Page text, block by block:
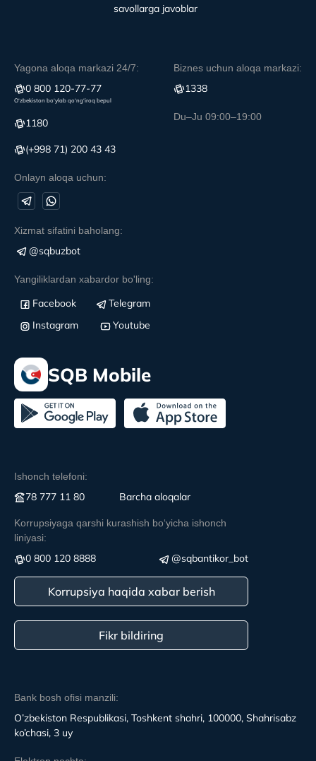
Bank bosh ofisi manzili:
O’zbekiston Respublikasi, Toshkent shahri, 100000, Shahrisabz
ko’chasi, 3 uy
savollarga javoblar
Yagona aloqa markazi 24/7:
0 800 120-77-77
O‘zbekiston bo‘ylab qo‘ng‘iroq bepul
1180
(+998 71) 200 43 43
Onlayn aloqa uchun:
Biznes uchun aloqa markazi:
1338
Du–Ju 09:00–19:00
Xizmat sifatini baholang:
@sqbuzbot
Yangiliklardan xabardor bo'ling:
Facebook
Telegram
Instagram
Youtube
SQB Mobile
Ishonch telefoni:
78 777 11 80 Вarcha aloqalar
Korrupsiyaga qarshi kurashish boʻyicha ishonch
liniyasi:
0 800 120 8888 @sqbantikor_bot
Korrupsiya haqida xabar berish
Fikr bildiring